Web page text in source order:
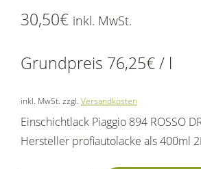
30,50€ inkl. MwSt.
Grundpreis 76,25€/ l
inkl. MwSt. zzgl. Versandkosten
Einschichtlack Piaggio 894 ROSSO
Hersteller profiautolacke als 400ml